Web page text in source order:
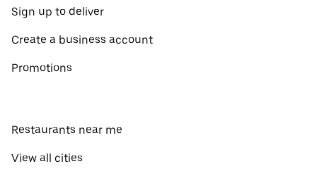
Sign up to deliver
Create a business account
Promotions
Restaurants near me
View all cities